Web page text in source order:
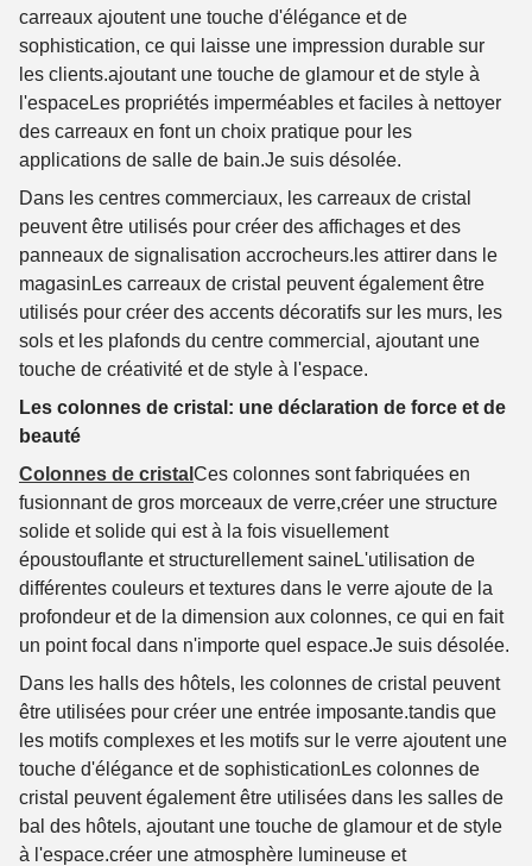
carreaux ajoutent une touche d'élégance et de
sophistication, ce qui laisse une impression durable sur
les clients.ajoutant une touche de glamour et de style à
l'espaceLes propriétés imperméables et faciles à nettoyer
des carreaux en font un choix pratique pour les
applications de salle de bain.Je suis désolée.
Dans les centres commerciaux, les carreaux de cristal
peuvent être utilisés pour créer des affichages et des
panneaux de signalisation accrocheurs.les attirer dans le
magasinLes carreaux de cristal peuvent également être
utilisés pour créer des accents décoratifs sur les murs, les
sols et les plafonds du centre commercial, ajoutant une
touche de créativité et de style à l'espace.
Les colonnes de cristal: une déclaration de force et de
beauté
Colonnes de cristal Ces colonnes sont fabriquées en
fusionnant de gros morceaux de verre,créer une structure
solide et solide qui est à la fois visuellement
époustouflante et structurellement saineL'utilisation de
différentes couleurs et textures dans le verre ajoute de la
profondeur et de la dimension aux colonnes, ce qui en fait
un point focal dans n'importe quel espace.Je suis désolée.
Dans les halls des hôtels, les colonnes de cristal peuvent
être utilisées pour créer une entrée imposante.tandis que
les motifs complexes et les motifs sur le verre ajoutent une
touche d'élégance et de sophisticationLes colonnes de
cristal peuvent également être utilisées dans les salles de
bal des hôtels, ajoutant une touche de glamour et de style
à l'espace.créer une atmosphère lumineuse et